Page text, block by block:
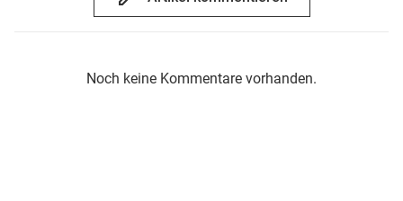
Noch keine Kommentare vorhanden.